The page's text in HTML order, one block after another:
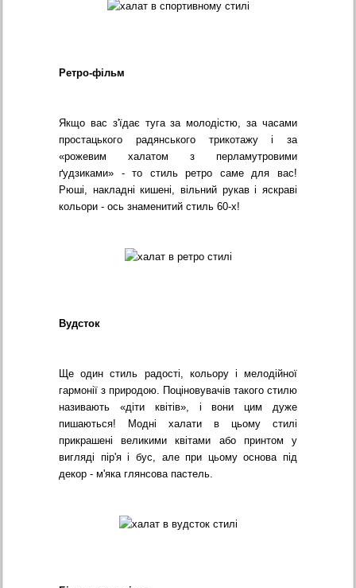
Ретро-фільм
Якщо вас з'їдає туга за молодістю, за часами
простацького радянського трикотажу і за
«рожевим халатом з перламутровими
ґудзиками» - то стиль ретро саме для вас!
Рюші, накладні кишені, вільний рукав і яскраві
кольори - ось знаменитий стиль 60-х!
Вудсток
Ще один стиль радості, кольору і мелодійної
гармонії з природою. Поціновувачів такого стилю
називають «діти квітів», і вони цим дуже
пишаються! Модні халати в цьому стилі
прикрашені великими квітами або принтом у
вигляді пір'я і бус, але при цьому основа під
декор - м'яка глянсова пастель.